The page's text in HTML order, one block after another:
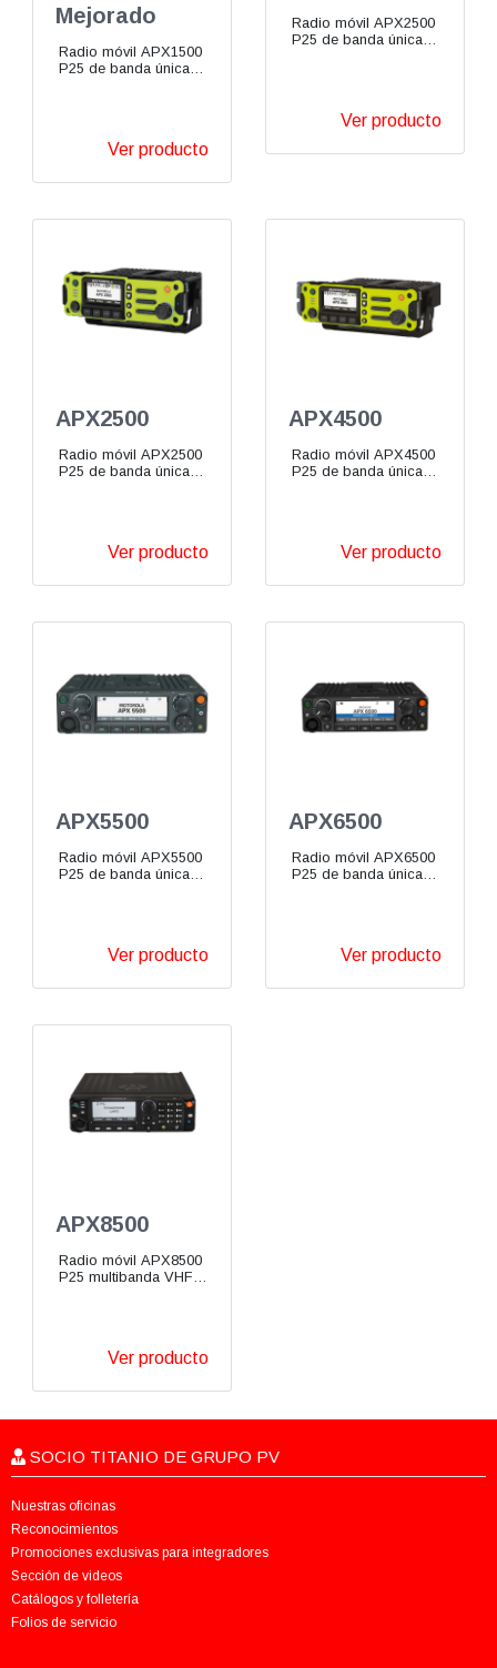
Mejorado
Radio móvil APX1500
P25 de banda única
Ver producto
Radio móvil APX2500
P25 de banda única
Ver producto
APX2500
Radio móvil APX2500
P25 de banda única
Ver producto
APX4500
Radio móvil APX4500
P25 de banda única
Ver producto
APX5500
Radio móvil APX5500
P25 de banda única
Ver producto
APX6500
Radio móvil APX6500
P25 de banda única
Ver producto
APX8500
Radio móvil APX8500
P25 multibanda VHF
Ver producto
SOCIO TITANIO DE GRUPO PV
Nuestras oficinas
Reconocimientos
Promociones exclusivas para integradores
Sección de videos
Catálogos y folletería
Folios de servicio